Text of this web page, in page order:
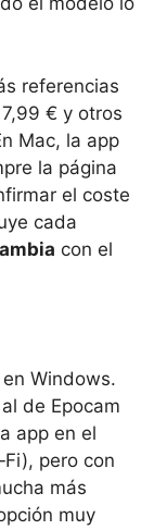
referencias
€ y otros
Mac, la app
la página
el coste
cada
con el
Windows.
de Epocam
app en el
pero con
más
muy